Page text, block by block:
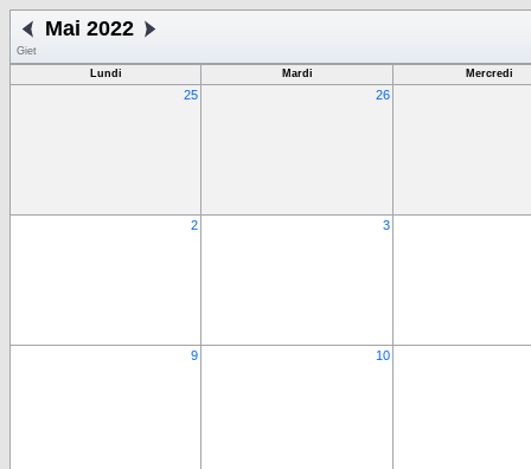
Mai 2022
Giet
Lundi
Mardi Mercredi
25 26
2 3
9 10